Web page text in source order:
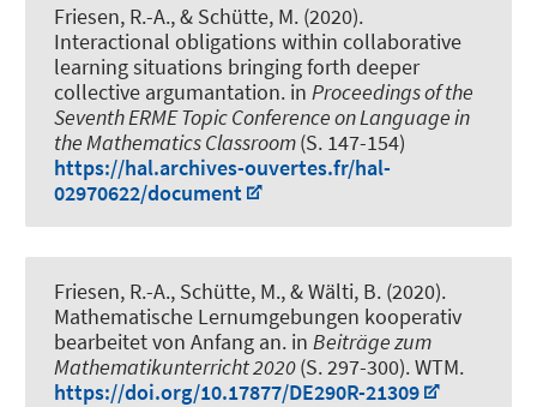
Friesen, R.-A., & Schütte, M. (2020).
Interactional obligations within collaborative
learning situations bringing forth deeper
collective argumantation. in Proceedings of the
Seventh ERME Topic Conference on Language in
the Mathematics Classroom(S. 147-154)
https://hal.archives-ouvertes.fr/hal-
02970622/document
Friesen, R.-A., Schütte, M., & Wälti, B. (2020).
Mathematische Lernumgebungen kooperativ
bearbeitet von Anfang an. in Beiträge zum
Mathematikunterricht 2020(S. 297-300). WTM.
https://doi.org/10.17877/DE290R-21309